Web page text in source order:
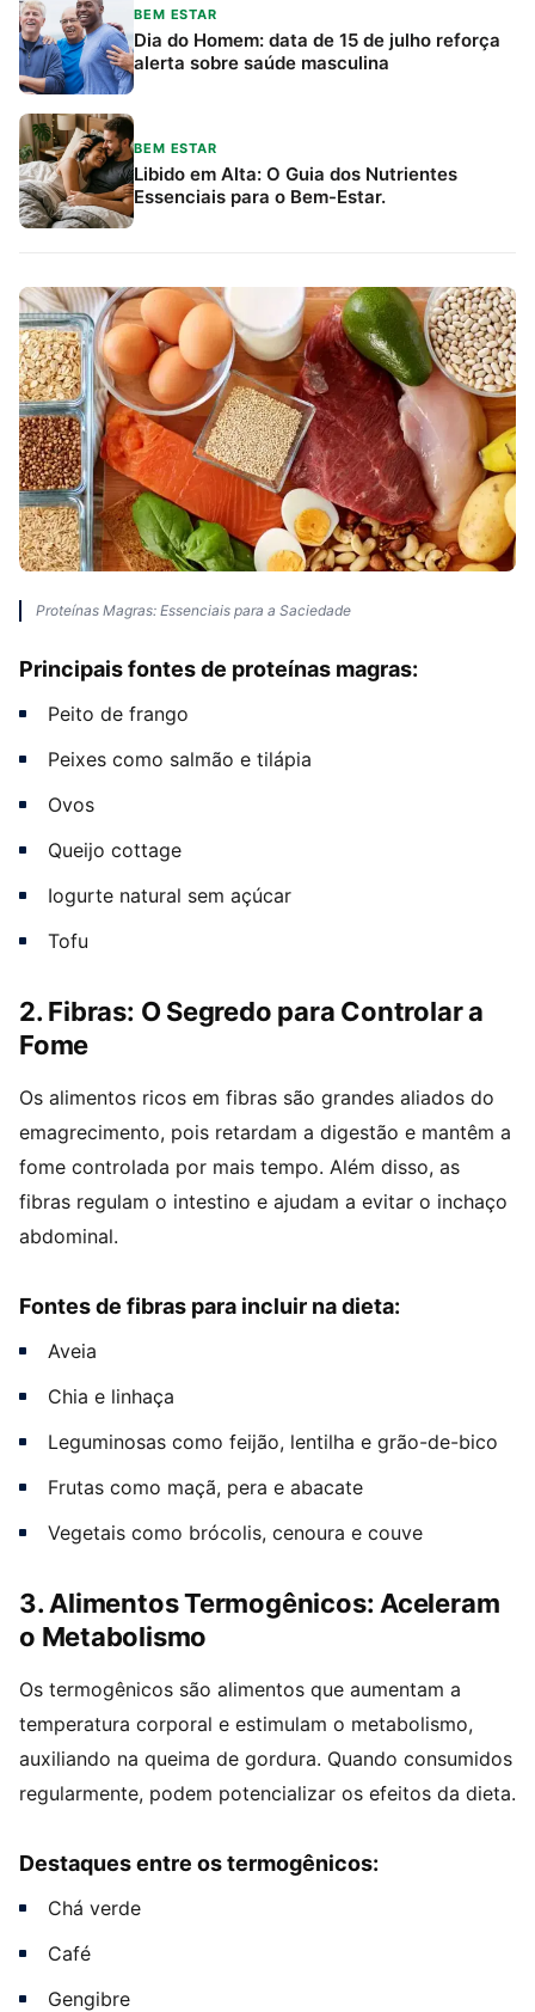
BEM ESTAR
Dia do Homem: data de 15 de julho reforça
alerta sobre saúde masculina
BEM ESTAR
Libido em Alta: O Guia dos Nutrientes
Essenciais para o Bem-Estar.
Proteínas Magras: Essenciais para a Saciedade
Principais fontes de proteínas magras:
Peito de frango
Peixes como salmão e tilápia
Ovos
Queijo cottage
Iogurte natural sem açúcar
Tofu
2. Fibras: O Segredo para Controlar a
Fome
Os alimentos ricos em fibras são grandes aliados do
emagrecimento, pois retardam a digestão e mantêm a
fome controlada por mais tempo. Além disso, as
fibras regulam o intestino e ajudam a evitar o inchaço
abdominal.
Fontes de fibras para incluir na dieta:
Aveia
Chia e linhaça
Leguminosas como feijão, lentilha e grão-de-bico
Frutas como maçã, pera e abacate
Vegetais como brócolis, cenoura e couve
3. Alimentos Termogênicos: Aceleram
o Metabolismo
Os termogênicos são alimentos que aumentam a
temperatura corporal e estimulam o metabolismo,
auxiliando na queima de gordura. Quando consumidos
regularmente, podem potencializar os efeitos da dieta.
Destaques entre os termogênicos:
Chá verde
Café
Gengibre